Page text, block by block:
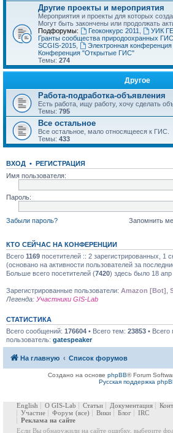
Другие проекты и мероприятия
Мероприятия и проекты для которых
Могут быть закончены или продолжать
Подфорумы:
Геоконкурс 2011 УИК
Гранты сообщества природоохранных
SCGIS-2015
Электронная
Конференция "Открытые ГИС"
Темы: 274
Другое
Работа-подработка-объявления
Есть работа, ищу работу, хочу сделать
Темы: 795
Все остальное
Все остальное, мало относящееся к ГИС.
Темы: 433
ВХОД • РЕГИСТРАЦИЯ
Имя пользователя:
Пароль:
Забыли пароль? Запомнить
КТО СЕЙЧАС НА КОНФЕРЕНЦИИ
Всего 1169 посетителей :: 2 зарегистрированных, 1
(основано на активности пользователей за
Больше всего посетителей (7420) здесь было 18 апр
Зарегистрированные пользователи: Amazon [Bot]
Легенда: Участники GIS-Lab
СТАТИСТИКА
Всего сообщений: 176604 • Всего тем: 23853 • Всего
пользователь: gatespeaker
На главную Список форумов
Создано на основе phpBB® Forum
Русская поддержка
English О GIS-Lab Статьи Документация
Участие
Форум (все) Вики Блог
IRC
Реклама на сайте
Если Вы обнаружили на сайте ошибку, выберите